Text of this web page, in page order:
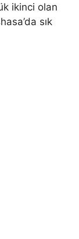
ikinci olan
sık